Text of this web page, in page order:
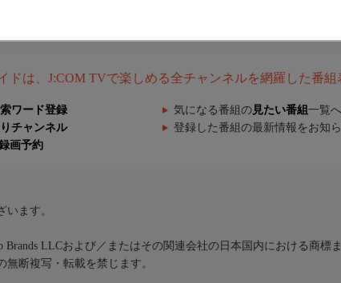
ドは、J:COM TVで楽しめる全チャンネルを網羅した番組
ワード登録 気になる番組の 見たい番組 一覧
チャンネル 登録した番組の最新情報をお知
画予約
ます。
LLCおよび／またはその関連会社の日本国内における商標
断複写・転載を禁じます。